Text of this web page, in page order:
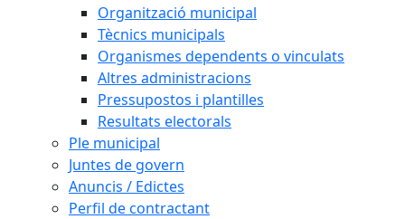
Organització municipal
Tècnics municipals
Organismes dependents o vinculats
Altres administracions
Pressupostos i plantilles
Resultats electorals
Ple municipal
Juntes de govern
Anuncis / Edictes
Perfil de contractant